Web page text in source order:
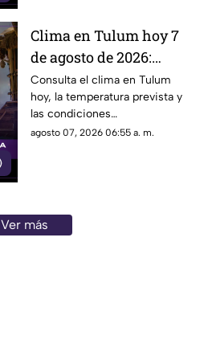
Clima en Tulum hoy 7
de agosto de 2026:
temperatura, lluvias y
pronóstico del tiempo
Consulta el clima en Tulum
hoy, la temperatura prevista y
las condiciones
meteorológicas para este 7 de
agosto 07, 2026 06:55 a. m.
Ver más